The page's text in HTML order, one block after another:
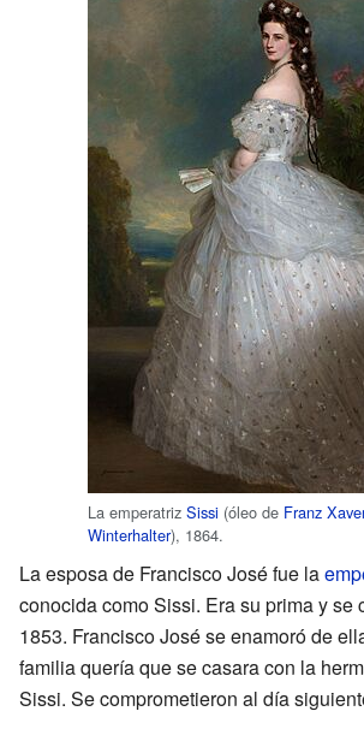
La emperatriz Sissi (óleo de Franz
Winterhalter), 1864.
La esposa de Francisco José fue la
conocida como Sissi. Era su prima y se
1853. Francisco José se enamoró de
familia quería que se casara con la
Sissi. Se comprometieron al día